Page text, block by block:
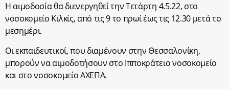
Η αιμοδοσία θα διενεργηθεί την Τετάρτη 4.5.22, στο
νοσοκομείο Κιλκίς, από τις 9 το πρωί έως τις 12.30 μετά το
μεσημέρι.
Οι εκπαιδευτικοί, που διαμένουν στην Θεσσαλονίκη,
μπορούν να αιμοδοτήσουν στο Ιπποκράτειο νοσοκομείο
και στο νοσοκομείο ΑΧΕΠΑ.